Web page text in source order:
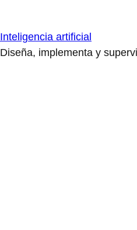
Inteligencia artificial
Diseña, implementa y